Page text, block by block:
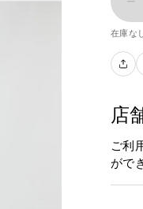
在庫な
店
ご利
がで